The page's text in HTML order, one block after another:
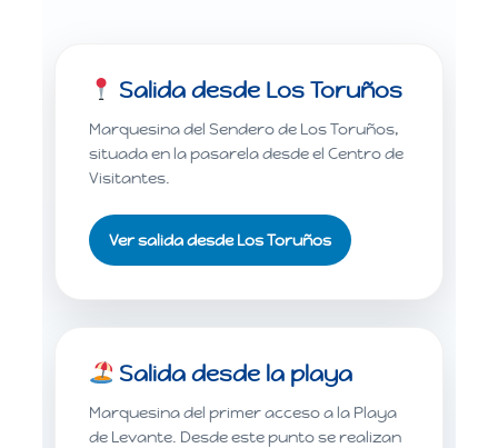
Salida desde Los Toruños
Marquesina del Sendero de Los Toruños,
situada en la pasarela desde el Centro de
Visitantes.
Ver salida desde Los Toruños
Salida desde la playa
Marquesina del primer acceso a la Playa
de Levante. Desde este punto se realizan